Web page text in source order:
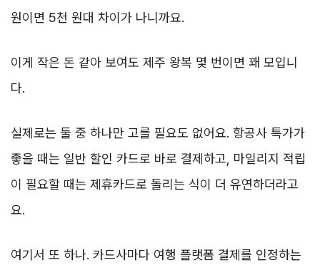
원이면 5천 원대 차이가 나니까요.
이게 작은 돈 같아 보여도 제주 왕복 몇 번이면 꽤 모입니
다.
실제로는 둘 중 하나만 고를 필요도 없어요. 항공사 특가가
좋을 때는 일반 할인 카드로 바로 결제하고, 마일리지 적립
이 필요할 때는 제휴카드로 돌리는 식이 더 유연하더라고
요.
여기서 또 하나. 카드사마다 여행 플랫폼 결제를 인정하는